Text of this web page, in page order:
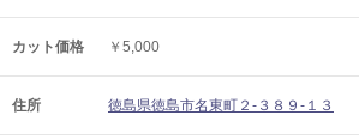
カット価格 ￥5,000
住所 徳島県徳島市名東町２-３８９-１３